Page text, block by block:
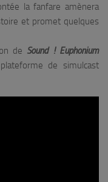
la fanfare amènera
et promet quelques
de Sound ! Euphonium
de simulcast